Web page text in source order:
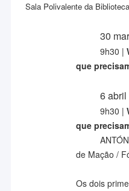
Sala Polivalente da
30
9h30 |
que
6 abril
9h30 |
que
ANTÓNIO
de Mação /
Os dois